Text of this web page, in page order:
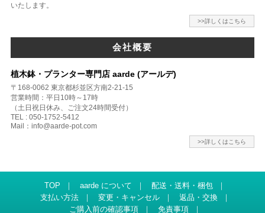
いたします。
>>詳しくはこちら
会社概要
植木鉢・プランター専門店 aarde (アールデ)
〒168-0062 東京都杉並区方南2-21-15
営業時間：平日10時～17時
（土日祝日休み、ご注文24時間受付）
TEL : 050-1752-5412
Mail：info@aarde-pot.com
>>詳しくはこちら
TOP ｜ aarde について ｜ 配送・送料・梱包
｜
支払い方法
｜ 変更・キャンセル ｜ 返品・交換
｜
ご購入前の確認事項
｜ 免責事項 ｜